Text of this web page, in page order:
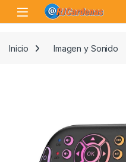
Skip to navigation
Skip to content
Open
Inicio Imagen y Sonido